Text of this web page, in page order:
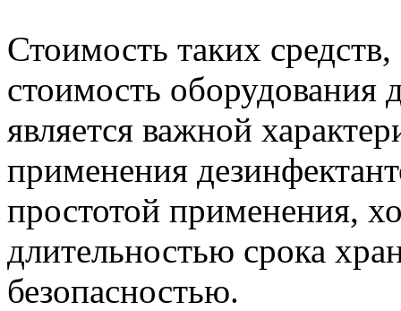
Стоимость таких
стоимость оборудования
является важной
применения
простотой применения,
длительностью срока
безопасностью.